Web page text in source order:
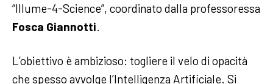
“Illume-4-Science”, coordinato dalla professoressa
Fosca Giannotti.
L’obiettivo è ambizioso: togliere il velo di opacità
che spesso avvolge l’Intelligenza Artificiale. Si